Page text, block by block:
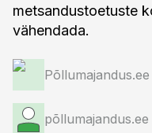
metsandustoetuste
vähendada.
Põllumajandus.ee
põllumajandus.ee